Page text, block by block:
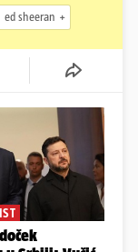
ed sheeran